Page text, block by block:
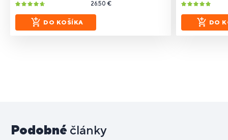
26.50 €
DO KOŠÍKA DO
Podobné články